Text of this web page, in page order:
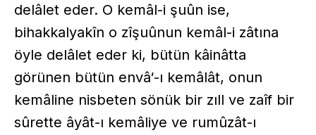
delâlet eder. O kemâl-i şuûn ise,
bihakkalyakîn o zîşuûnun kemâl-i zâtına
öyle delâlet eder ki, bütün kâinâtta
görünen bütün envâ‘-ı kemâlât, onun
kemâline nisbeten sönük bir zıll ve zaîf bir
sûrette âyât-ı kemâliye ve rumûzât-ı